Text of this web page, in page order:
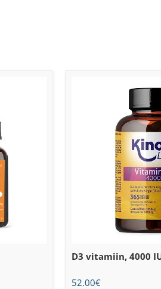
D3 vitamiin, 4000
52.00€